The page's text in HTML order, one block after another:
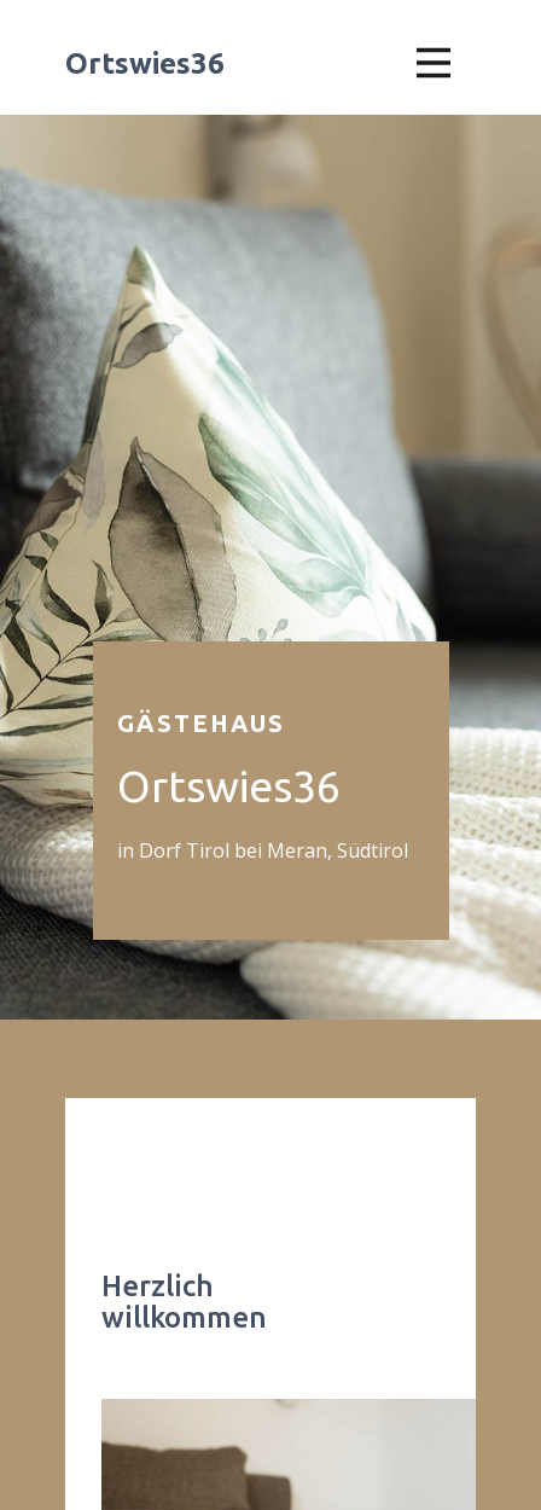
Ortswies36
GÄSTEHAUS
Ortswies36
in Dorf Tirol bei Meran, Südtirol
Herzlich
willkommen